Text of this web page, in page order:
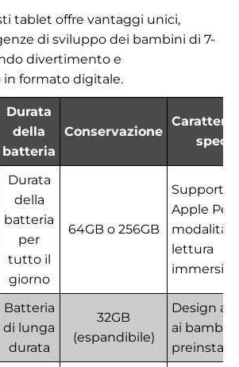
tablet offre vantaggi unici,
di sviluppo dei bambini di 7-
divertimento e
formato digitale.
Durata
della
batteria
Conservazione
Durata
della
batteria
per
tutto il
giorno
64GB o 256GB
Supporto
Apple
modalità
lettura
immersiva
Batteria
di lunga
durata
32GB
(espandibile)
Design
ai